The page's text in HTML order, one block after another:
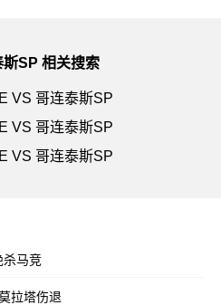
SP 相关搜索
VS 哥连泰斯SP
VS 哥连泰斯SP
VS 哥连泰斯SP
杀马竞
拉塔伤退